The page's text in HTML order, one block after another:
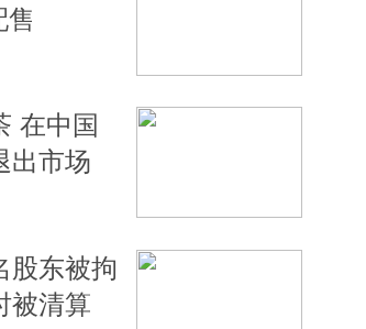
亿元、26801亿元、9556亿
比上年分别增长3%、6.7%、
学、普通初中、普通高中、中等
教育经费总支出均比上年有所增
3.6%、2.8%、1.2%、1.3%。
教育经费支出占国内生产总值
发布的《2021年全国教育经费执
国教育经费总投入为57873.67亿
在中国
出市场
股东被拘
被清算